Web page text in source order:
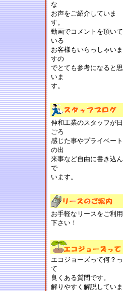
な
お声をご紹介していま
す。
動画でコメントを頂いて
いる
お客様もいらっしゃいま
すの
でとても参考になると思
いま
す。
伸和工業のスタッフが日
ごろ
感じた事やプライベート
の出
来事など自由に書き込ん
で
います。
お手軽なリースをご利用
下さい！
エコジョーズって何？っ
て
良くある質問です。
解りやすく解説していま